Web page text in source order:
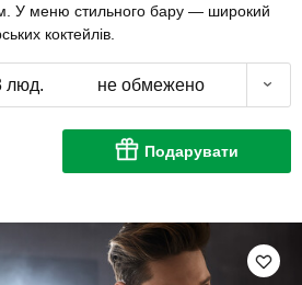
У меню стильного бару — широкий
коктейлів.
люд. не обмежено
Подарувати